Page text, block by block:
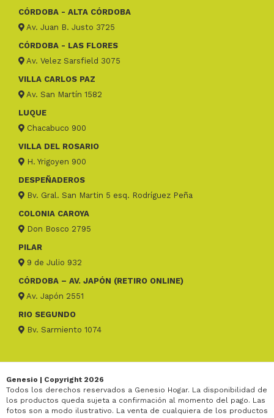
CÓRDOBA - ALTA CÓRDOBA
Av. Juan B. Justo 3725
CÓRDOBA - LAS FLORES
Av. Velez Sarsfield 3075
VILLA CARLOS PAZ
Av. San Martín 1582
LUQUE
Chacabuco 900
VILLA DEL ROSARIO
H. Yrigoyen 900
DESPEÑADEROS
Bv. Gral. San Martin 5 esq. Rodríguez Peña
COLONIA CAROYA
Don Bosco 2795
PILAR
9 de Julio 932
CÓRDOBA – AV. JAPÓN (RETIRO ONLINE)
Av. Japón 2551
RIO SEGUNDO
Bv. Sarmiento 1074
Genesio | Copyright 2026
Todos los derechos reservados a Genesio Hogar. La disponibilidad de
los productos queda sujeta a confirmación al momento del pago. Las
fotos son a modo ilustrativo. La venta de cualquiera de los productos